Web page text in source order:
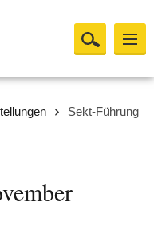
Sekt-Führung